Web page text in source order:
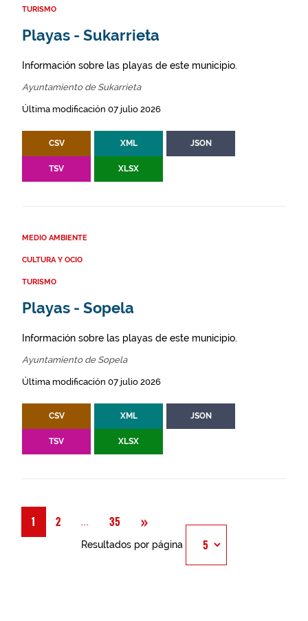
TURISMO
Playas - Sukarrieta
Información sobre las playas de este municipio.
Ayuntamiento de Sukarrieta
Última modificación 07 julio 2026
CSV XML JSON
TSV XLSX
MEDIO AMBIENTE
CULTURA Y OCIO
TURISMO
Playas - Sopela
Información sobre las playas de este municipio.
Ayuntamiento de Sopela
Última modificación 07 julio 2026
CSV XML JSON
TSV XLSX
1 2 Página
... 35 » Siguiente
Resultados por página